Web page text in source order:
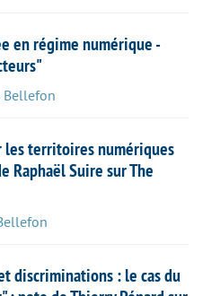
en régime numérique -
Bellefon
les territoires numériques
Raphaël Suire sur The
discriminations : le cas du